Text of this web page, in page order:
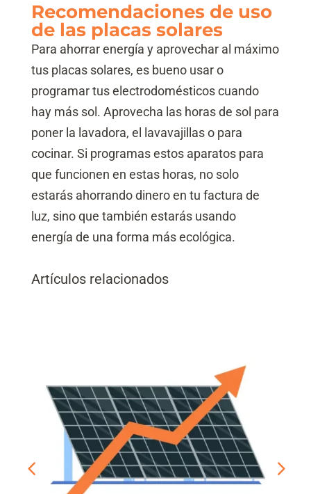
Recomendaciones de uso
de las placas solares
Para ahorrar energía y aprovechar al máximo
tus placas solares, es bueno usar o
programar tus electrodomésticos cuando
hay más sol. Aprovecha las horas de sol para
poner la lavadora, el lavavajillas o para
cocinar. Si programas estos aparatos para
que funcionen en estas horas, no solo
estarás ahorrando dinero en tu factura de
luz, sino que también estarás usando
energía de una forma más ecológica.
Artículos relacionados